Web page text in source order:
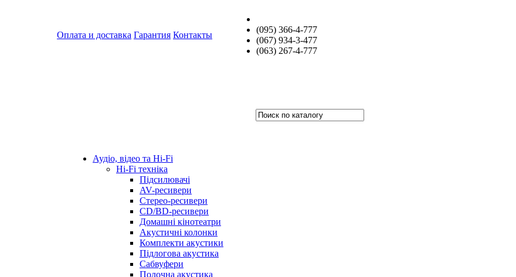
Оплата и доставка Гарантия Контакты
(095) 366-4-777
(067) 934-3-477
(063) 267-4-777
Аудіо, відео та Hi-Fi
Hi-Fi техніка
Підсилювачі
AV-ресивери
Стерео-ресивери
CD/BD-ресивери
Домашні кінотеатри
Акустичні колонки
Комплекти акустики
Підлогова акустика
Сабвуфери
Полочна акустика